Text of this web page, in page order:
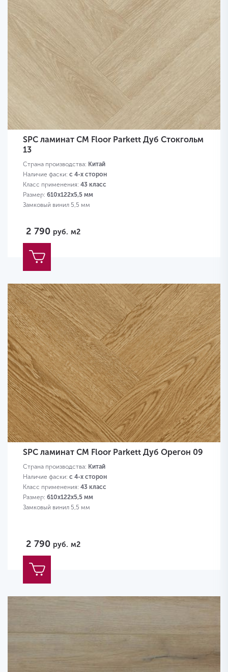
SPC ламинат CM Floor Parkett Дуб Стокгольм
13
Страна производства: Китай
Наличие фаски: с 4-х сторон
Класс применения: 43 класс
Размер: 610х122х5,5 мм
Замковый винил 5,5 мм
2 790 руб. м2
SPC ламинат CM Floor Parkett Дуб Орегон 09
Страна производства: Китай
Наличие фаски: с 4-х сторон
Класс применения: 43 класс
Размер: 610х122х5,5 мм
Замковый винил 5,5 мм
2 790 руб. м2